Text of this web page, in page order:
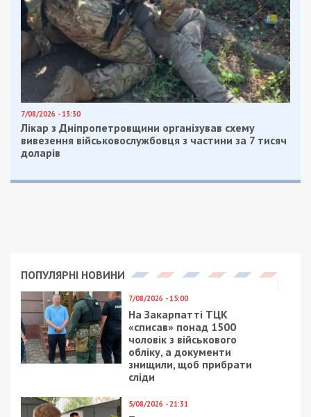
Днепровское метро будет лучше, чем на
картинках: фото
В Днепре рассказали, на каком этапе
строительство Северной объездной:
залишатися незалежними ЗМІ, а вам -
отримувати найсвіжіші новини під ними.
Приєднуйтесь також до 49000 в Google News. Слідкуйте
за останніми новинами!
Приєднатися